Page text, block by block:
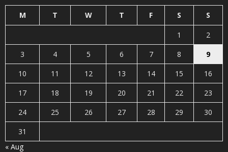
M T W T F S S
1
2
3
4 5 6 7 8
9
10
11 12 13 14 15
16
17
18 19 20 21 22
23
24
25 26 27 28 29
30
31
« Aug